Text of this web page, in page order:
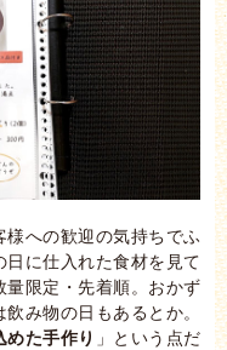
様への歓迎の気持ちでふ
に仕入れた食材を見て
限定・先着順。おかず
み物の日もあるとか。
めた手作り 」という点だ